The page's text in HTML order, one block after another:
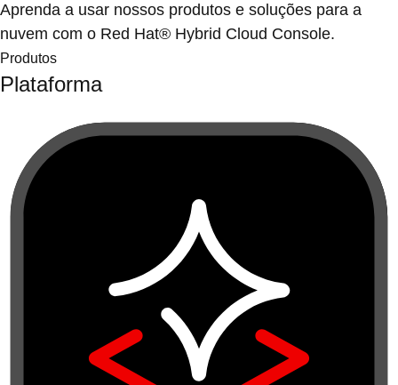
Aprenda a usar nossos produtos e soluções para a
nuvem com o Red Hat® Hybrid Cloud Console.
Produtos
Plataforma